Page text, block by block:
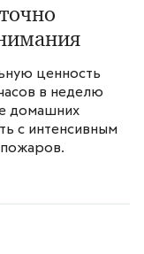
ценность
в неделю
домашних
с интенсивным